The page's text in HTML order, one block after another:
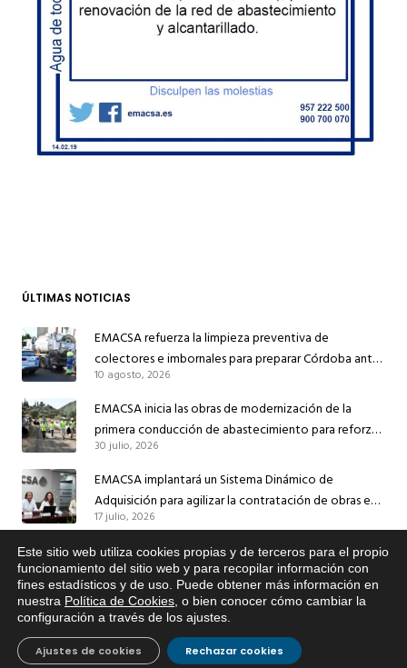
ÚLTIMAS NOTICIAS
EMACSA refuerza la limpieza preventiva de
colectores e imbornales para preparar Córdoba ante
las lluvias
10 agosto, 2026
EMACSA inicia las obras de modernización de la
primera conducción de abastecimiento para reforzar
el suministro de agua de Córdoba
30 julio, 2026
EMACSA implantará un Sistema Dinámico de
Adquisición para agilizar la contratación de obras en
sus redes e instalaciones
17 julio, 2026
EMACSA inicia hoy las obras de una nueva arteria de
abastecimiento y una red de agua no potable en
Ingeniero Ruiz de Azúa
13 julio, 2026
Caracterización ZA Córdoba Red Quemadas- 1ª Sem
2026
9 julio, 2026
Este sitio web utiliza cookies propias y de terceros para el propio
funcionamiento del sitio web y para recopilar información con
fines estadísticos y de uso. Puede obtener más información en
nuestra Política de Cookies , o bien conocer cómo cambiar la
configuración a través de los ajustes
Rechazar cookies
Ajustes de cookies
Si tiene cualquier duda sobre
EMACSA, haga click abajo.